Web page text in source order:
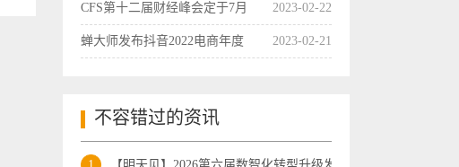
CFS第十二届财经峰会定于7月 2023-02-22
蝉大师发布抖音2022电商年度 2023-02-21
不容错过的资讯